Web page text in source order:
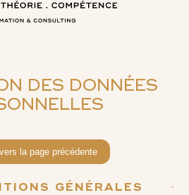
DES DONNÉES
la page précédente
GÉNÉRALES